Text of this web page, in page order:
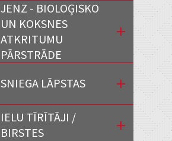
JENZ - BIOLOĢISKO
UN KOKSNES
ATKRITUMU
PĀRSTRĀDE
SNIEGA LĀPSTAS
IELU TĪRĪTĀJI /
BIRSTES